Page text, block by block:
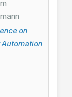
on
Automation